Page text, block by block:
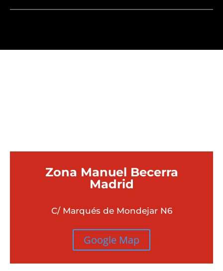
Zona Manuel Becerra
Madrid
C/ Marqués de Mondejar N6
Google Map